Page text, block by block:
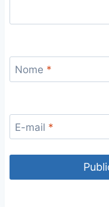
Nome *
E-mail *